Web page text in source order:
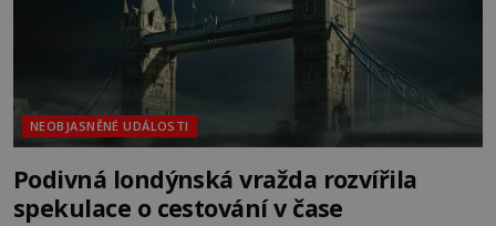
NEOBJASNĚNÉ UDÁLOSTI
Podivná londýnská vražda rozvířila
spekulace o cestování v čase